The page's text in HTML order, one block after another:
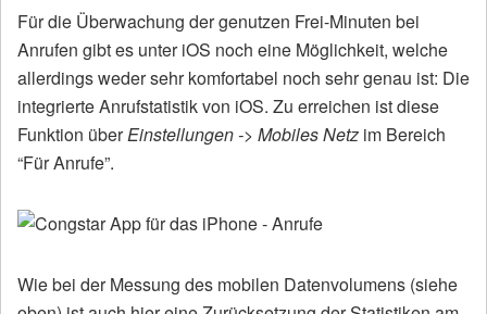
Für die Überwachung der genutzen Frei-Minuten bei
Anrufen gibt es unter iOS noch eine Möglichkeit, welche
allerdings weder sehr komfortabel noch sehr genau ist: Die
integrierte Anrufstatistik von iOS. Zu erreichen ist diese
Funktion überEinstellungen -> Mobiles Netz im Bereich
“Für Anrufe”.
Wie bei der Messung des mobilen Datenvolumens (siehe